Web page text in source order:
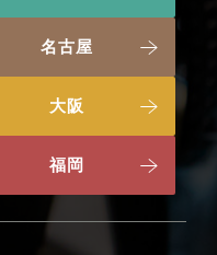
名古屋
大阪
福岡